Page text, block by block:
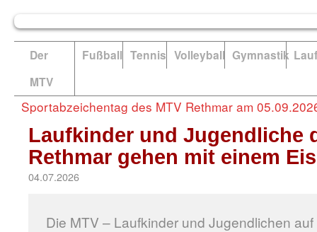
Der
MTV
Fußball Tennis Volleyball Gymnastik
Sportabzeichentag des MTV Rethmar am
Laufkinder und Jugendliche
Rethmar gehen mit einem
04.07.2026
Die MTV – Laufkinder und Jugendlichen